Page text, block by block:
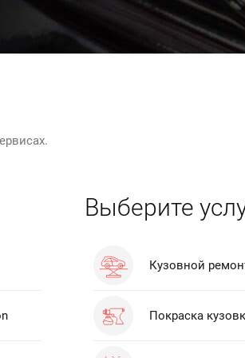
Выберите
Кузовной
Покраска